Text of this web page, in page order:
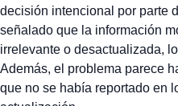
decisión intencional por parte
señalado que la información
irrelevante o desactualizada,
Además, el problema parece
que no se había reportado en